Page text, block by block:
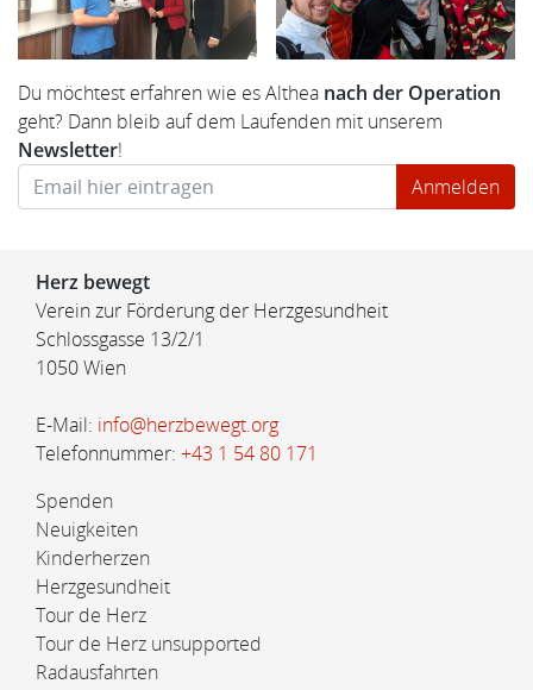
Du möchtest erfahren wie es Althea nach der Operation
geht? Dann bleib auf dem Laufenden mit unserem
Newsletter!
Herz bewegt
Verein zur Förderung der Herzgesundheit
Schlossgasse 13/2/1
1050 Wien
E-Mail: info@herzbewegt.org
Telefonnummer: +43 1 54 80 171
Spenden
Neuigkeiten
Kinderherzen
Herzgesundheit
Tour de Herz
Tour de Herz unsupported
Radausfahrten